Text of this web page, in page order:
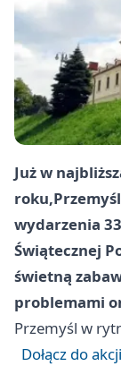
Już w
roku,Przemyśl
wydarzenia
Świątecznej
świetną
problemami
Przemyśl w
Dołącz do